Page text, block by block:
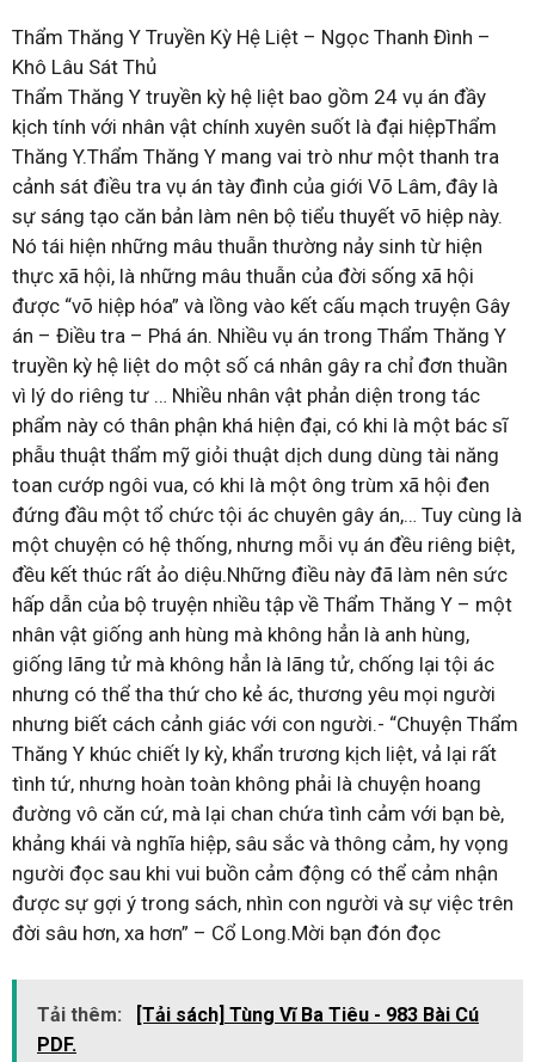
Thẩm Thăng Y Truyền Kỳ Hệ Liệt – Ngọc Thanh Đình –
Khô Lâu Sát Thủ
Thẩm Thăng Y truyền kỳ hệ liệt bao gồm 24 vụ án đầy
kịch tính với nhân vật chính xuyên suốt là đại hiệpThẩm
Thăng Y.Thẩm Thăng Y mang vai trò như một thanh tra
cảnh sát điều tra vụ án tày đình của giới Võ Lâm, đây là
sự sáng tạo căn bản làm nên bộ tiểu thuyết võ hiệp này.
Nó tái hiện những mâu thuẫn thường nảy sinh từ hiện
thực xã hội, là những mâu thuẫn của đời sống xã hội
được “võ hiệp hóa” và lồng vào kết cấu mạch truyện Gây
án – Điều tra – Phá án. Nhiều vụ án trong Thẩm Thăng Y
truyền kỳ hệ liệt do một số cá nhân gây ra chỉ đơn thuần
vì lý do riêng tư … Nhiều nhân vật phản diện trong tác
phẩm này có thân phận khá hiện đại, có khi là một bác sĩ
phẫu thuật thẩm mỹ giỏi thuật dịch dung dùng tài năng
toan cướp ngôi vua, có khi là một ông trùm xã hội đen
đứng đầu một tổ chức tội ác chuyên gây án,… Tuy cùng là
một chuyện có hệ thống, nhưng mỗi vụ án đều riêng biệt,
đều kết thúc rất ảo diệu.Những điều này đã làm nên sức
hấp dẫn của bộ truyện nhiều tập về Thẩm Thăng Y – một
nhân vật giống anh hùng mà không hẳn là anh hùng,
giống lãng tử mà không hẳn là lãng tử, chống lại tội ác
nhưng có thể tha thứ cho kẻ ác, thương yêu mọi người
nhưng biết cách cảnh giác với con người.- “Chuyện Thẩm
Thăng Y khúc chiết ly kỳ, khẩn trương kịch liệt, vả lại rất
tình tứ, nhưng hoàn toàn không phải là chuyện hoang
đường vô căn cứ, mà lại chan chứa tình cảm với bạn bè,
khảng khái và nghĩa hiệp, sâu sắc và thông cảm, hy vọng
người đọc sau khi vui buồn cảm động có thể cảm nhận
được sự gợi ý trong sách, nhìn con người và sự việc trên
đời sâu hơn, xa hơn” – Cổ Long.Mời bạn đón đọc
Tải thêm:
[Tải sách] Tùng Vĩ Ba Tiêu - 983 Bài Cú
PDF.